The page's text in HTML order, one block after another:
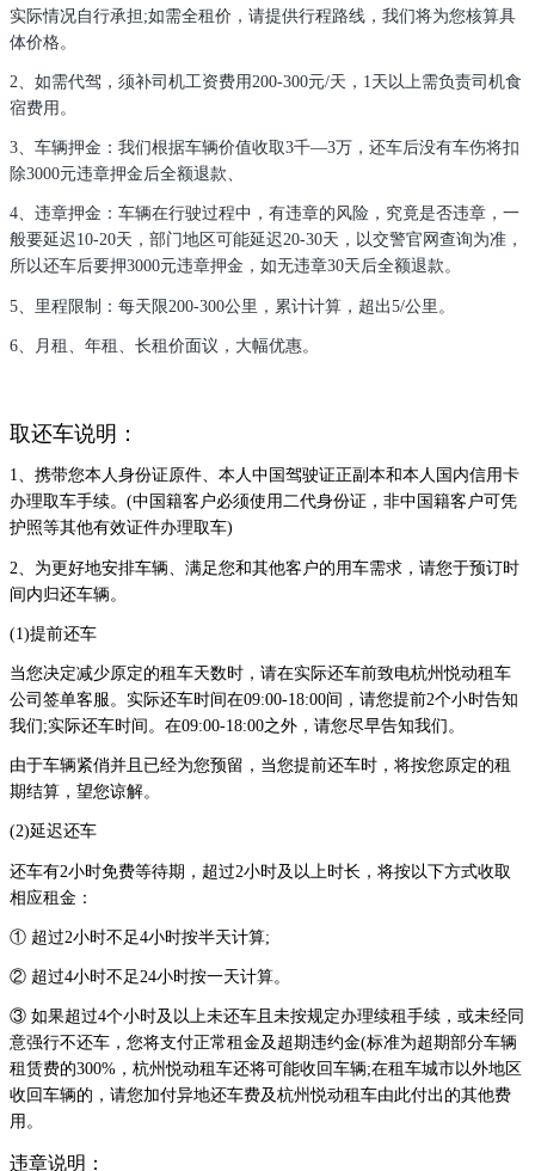
实际情况自行承担;如需全租价，请提供行程路线，我们将为您核算具
体价格。
2、如需代驾，须补司机工资费用200-300元/天，1天以上需负责司机食
宿费用。
3、车辆押金：我们根据车辆价值收取3千—3万，还车后没有车伤将扣
除3000元违章押金后全额退款、
4、违章押金：车辆在行驶过程中，有违章的风险，究竟是否违章，一
般要延迟10-20天，部门地区可能延迟20-30天，以交警官网查询为准，
所以还车后要押3000元违章押金，如无违章30天后全额退款。
5、里程限制：每天限200-300公里，累计计算，超出5/公里。
6、月租、年租、长租价面议，大幅优惠。
取还车说明：
1、携带您本人身份证原件、本人中国驾驶证正副本和本人国内信用卡
办理取车手续。(中国籍客户必须使用二代身份证，非中国籍客户可凭
护照等其他有效证件办理取车)
2、为更好地安排车辆、满足您和其他客户的用车需求，请您于预订时
间内归还车辆。
(1)提前还车
当您决定减少原定的租车天数时，请在实际还车前致电杭州悦动租车
公司签单客服。实际还车时间在09:00-18:00间，请您提前2个小时告知
我们;实际还车时间。在09:00-18:00之外，请您尽早告知我们。
由于车辆紧俏并且已经为您预留，当您提前还车时，将按您原定的租
期结算，望您谅解。
(2)延迟还车
还车有2小时免费等待期，超过2小时及以上时长，将按以下方式收取
相应租金：
① 超过2小时不足4小时按半天计算;
② 超过4小时不足24小时按一天计算。
③ 如果超过4个小时及以上未还车且未按规定办理续租手续，或未经同
意强行不还车，您将支付正常租金及超期违约金(标准为超期部分车辆
租赁费的300%，杭州悦动租车还将可能收回车辆;在租车城市以外地区
收回车辆的，请您加付异地还车费及杭州悦动租车由此付出的其他费
用。
违章说明：